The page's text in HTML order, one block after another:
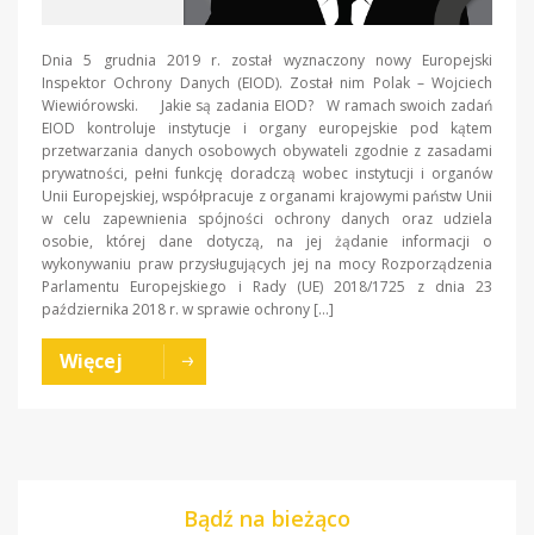
Dnia 5 grudnia 2019 r. został wyznaczony nowy Europejski
Inspektor Ochrony Danych (EIOD). Został nim Polak – Wojciech
Wiewiórowski. Jakie są zadania EIOD? W ramach swoich zadań
EIOD kontroluje instytucje i organy europejskie pod kątem
przetwarzania danych osobowych obywateli zgodnie z zasadami
prywatności, pełni funkcję doradczą wobec instytucji i organów
Unii Europejskiej, współpracuje z organami krajowymi państw Unii
w celu zapewnienia spójności ochrony danych oraz udziela
osobie, której dane dotyczą, na jej żądanie informacji o
wykonywaniu praw przysługujących jej na mocy Rozporządzenia
Parlamentu Europejskiego i Rady (UE) 2018/1725 z dnia 23
października 2018 r. w sprawie ochrony […]
Więcej
Bądź na bieżąco